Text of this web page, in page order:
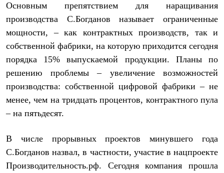
Комбинированные
С синтетическим утеплителем
Аксессуары для спальников
Сумки и баулы
Баулы
Сумки
Гермомешки
Полезные аксессуары
Книги
Еда
Коврики
Сапоги
Ботинки
Мужская обувь
Ботинки
Основным препятствием для наращивания
производства С.Богданов называет ограниченные
мощности, – как контрактных производств, так и
собственной фабрики, на которую приходится сегодня
порядка 15% выпускаемой продукции. Планы по
решению проблемы – увеличение возможностей
производства: собственной цифровой фабрики – не
менее, чем на тридцать процентов, контрактного пула
– на пятьдесят.
В числе прорывных проектов минувшего года
С.Богданов назвал, в частности, участие в нацпроекте
Производительность.рф. Сегодня компания прошла